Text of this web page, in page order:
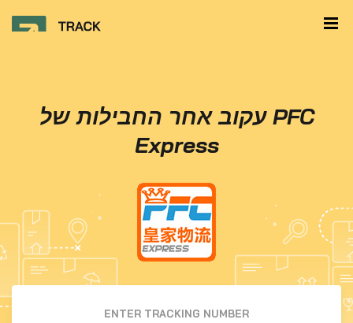
עקוב אחר החבילות של PFC
Express
ENTER TRACKING NUMBER